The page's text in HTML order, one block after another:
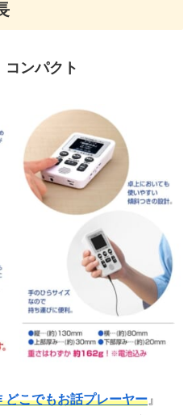
ンパクト
どこでもお話プレーヤー 』